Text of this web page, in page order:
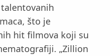
što je
hit filmova koji su
„Zillion